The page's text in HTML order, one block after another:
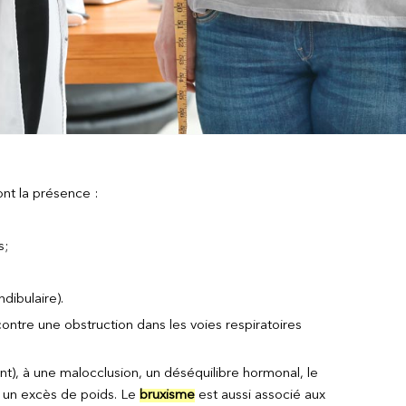
la présence :
une obstruction dans les voies respiratoires
à une malocclusion, un déséquilibre hormonal, le
excès de poids. Le bruxismeest aussi associé aux